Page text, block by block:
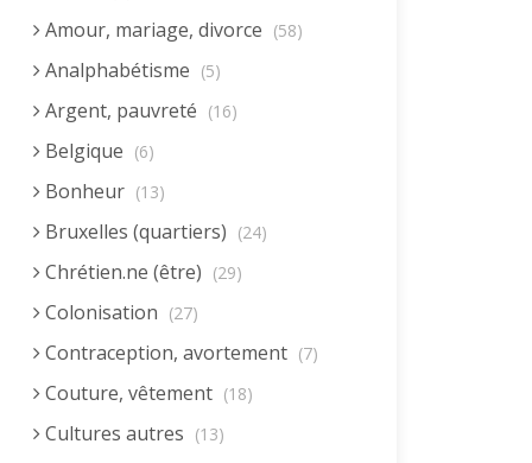
Amour, mariage, divorce (58)
Analphabétisme (5)
Argent, pauvreté (16)
Belgique (6)
Bonheur (13)
Bruxelles (quartiers) (24)
Chrétien.ne (être) (29)
Colonisation (27)
Contraception, avortement (7)
Couture, vêtement (18)
Cultures autres (13)